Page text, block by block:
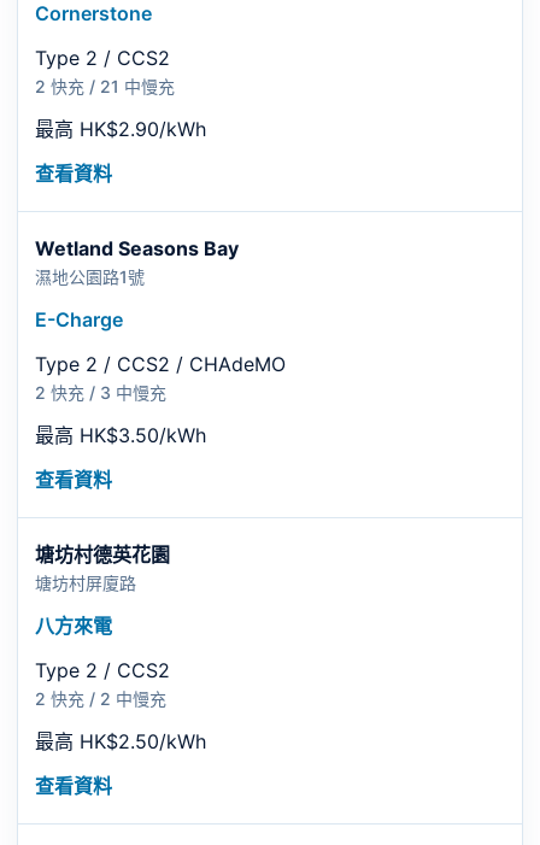
Cornerstone
Type 2 / CCS2
2 快充 / 21 中慢充
最高 HK$2.90/kWh
查看資料
Wetland Seasons Bay
濕地公園路1號
E-Charge
Type 2 / CCS2 / CHAdeMO
2 快充 / 3 中慢充
最高 HK$3.50/kWh
查看資料
塘坊村德英花園
塘坊村屏廈路
八方來電
Type 2 / CCS2
2 快充 / 2 中慢充
最高 HK$2.50/kWh
查看資料